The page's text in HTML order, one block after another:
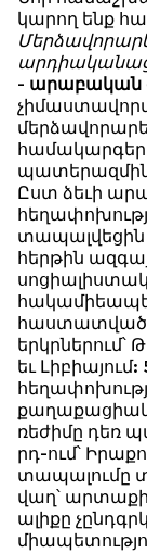
կարող ենք
- արաբական
պատերազմին
Ըստ ձեւի
տապալվեցին
հերթին
հաստատված
երկրներում՝
եւ Լիբիայում:
ռեժիմը դեռ
րդ-ում՝
տապալումը
վաղ՝
ալիքը